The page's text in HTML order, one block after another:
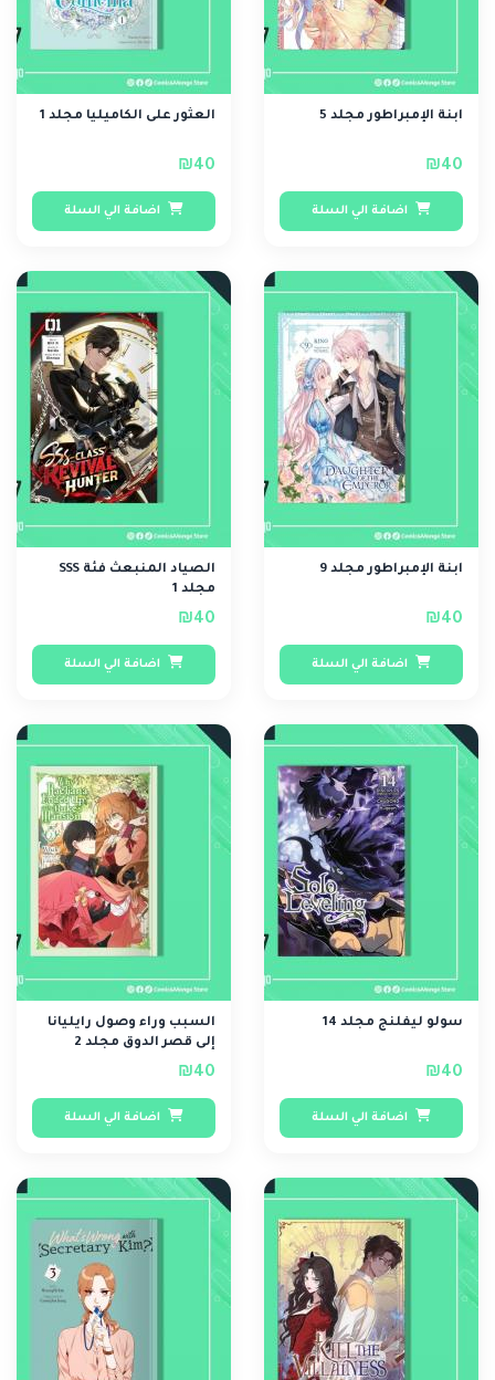
ابنة الإمبراطور مجلد 5
₪40
اضافة الي السلة
العثور على الكاميليا مجلد 1
₪40
اضافة الي السلة
ابنة الإمبراطور مجلد 9
₪40
اضافة الي السلة
الصياد المنبعث فئة SSS
مجلد 1
₪40
اضافة الي السلة
سولو ليفلنج مجلد 14
₪40
اضافة الي السلة
السبب وراء وصول رايليانا
إلى قصر الدوق مجلد 2
₪40
اضافة الي السلة